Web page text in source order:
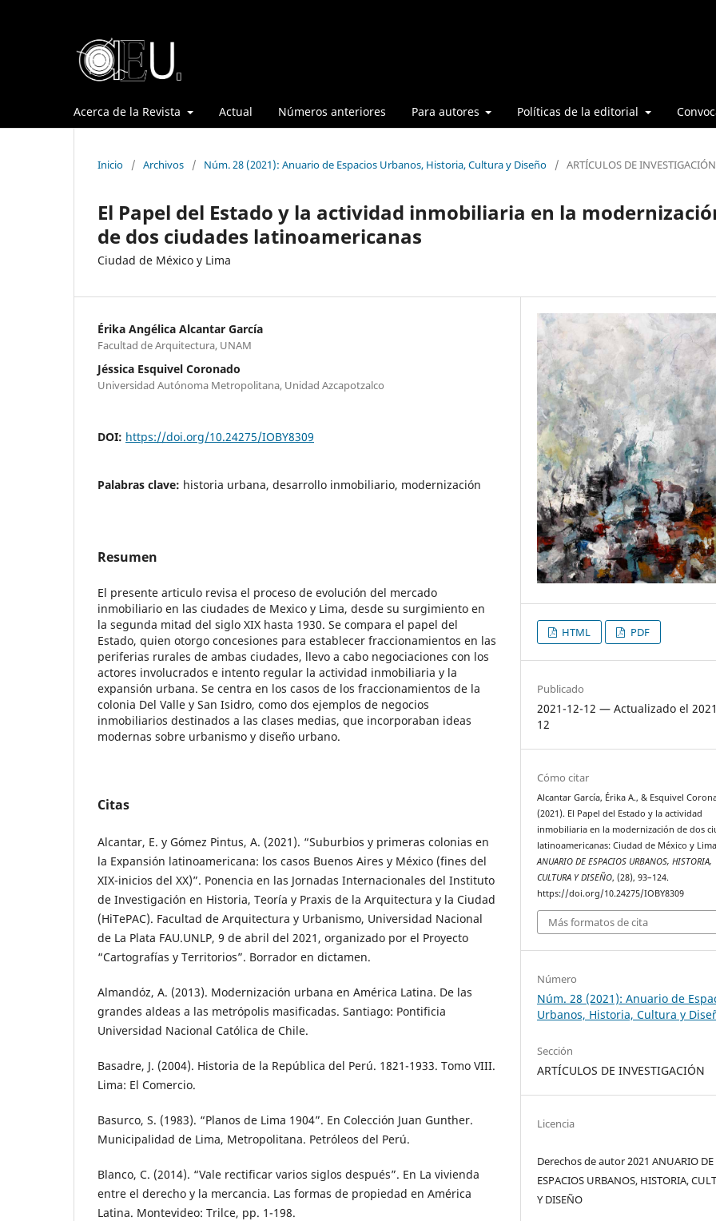
Acerca de la Revista Actual Números anteriores Para autores Políticas de la editorial
Inicio / Archivos / Núm. 28 (2021): Anuario de Espacios Urbanos, Historia, Cultura y Diseño / ARTÍCULOS DE INVESTIGACIÓN
El Papel del Estado y la actividad inmobiliaria en la
de dos ciudades latinoamericanas
Ciudad de México y Lima
Érika Angélica Alcantar García
Facultad de Arquitectura, UNAM
Jéssica Esquivel Coronado
Universidad Autónoma Metropolitana, Unidad Azcapotzalco
DOI: https://doi.org/10.24275/IOBY8309
Palabras clave: historia urbana, desarrollo inmobiliario, modernización
Resumen
El presente articulo revisa el proceso de evolución del mercado
inmobiliario en las ciudades de Mexico y Lima, desde su surgimiento en
la segunda mitad del siglo XIX hasta 1930. Se compara el papel del
Estado, quien otorgo concesiones para establecer fraccionamientos en las
periferias rurales de ambas ciudades, llevo a cabo negociaciones con los
actores involucrados e intento regular la actividad inmobiliaria y la
expansión urbana. Se centra en los casos de los fraccionamientos de la
colonia Del Valle y San Isidro, como dos ejemplos de negocios
inmobiliarios destinados a las clases medias, que incorporaban ideas
modernas sobre urbanismo y diseño urbano.
Citas
Alcantar, E. y Gómez Pintus, A. (2021). “Suburbios y primeras colonias en
la Expansión latinoamericana: los casos Buenos Aires y México (fines del
XIX-inicios del XX)”. Ponencia en las Jornadas Internacionales del Instituto
de Investigación en Historia, Teoría y Praxis de la Arquitectura y la Ciudad
(HiTePAC). Facultad de Arquitectura y Urbanismo, Universidad Nacional
de La Plata FAU.UNLP, 9 de abril del 2021, organizado por el Proyecto
“Cartografías y Territorios”. Borrador en dictamen.
Almandóz, A. (2013). Modernización urbana en América Latina. De las
grandes aldeas a las metrópolis masificadas. Santiago: Pontificia
Universidad Nacional Católica de Chile.
Basadre, J. (2004). Historia de la República del Perú. 1821-1933. Tomo VIII.
Lima: El Comercio.
Basurco, S. (1983). “Planos de Lima 1904”. En Colección Juan Gunther.
Municipalidad de Lima, Metropolitana. Petróleos del Perú.
Blanco, C. (2014). “Vale rectificar varios siglos después”. En La vivienda
entre el derecho y la mercancia. Las formas de propiedad en América
Latina. Montevideo: Trilce, pp. 1-198.
HTML PDF
Publicado
2021-12-12 — Actualizado el
12
Cómo citar
Alcantar García, Érika A., & Esquivel
(2021). El Papel del Estado y la actividad
inmobiliaria en la modernización de dos
latinoamericanas: Ciudad de México y
ANUARIO DE ESPACIOS URBANOS, HISTORIA,
CULTURA Y DISEÑO, (28), 93–124.
https://doi.org/10.24275/IOBY8309
Más formatos de cita
Número
Núm. 28 (2021): Anuario de
Urbanos, Historia, Cultura y
Sección
ARTÍCULOS DE INVESTIGACIÓN
Licencia
Derechos de autor 2021 ANUARIO DE
ESPACIOS URBANOS, HISTORIA,
Y DISEÑO